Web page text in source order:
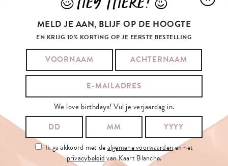
MELD JE AAN, BLIJF OP DE HOOGTE
EN KRIJG 10% KORTING OP JE EERSTE BESTELLING
We love birthdays! Vul je verjaardag in.
Ik ga akkoord met dealgemene voorwaardenen het
privacybeleidvan Kaart Blanche.